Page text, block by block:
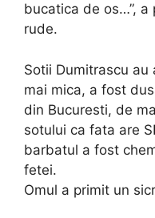
bucatica de os…”,
rude.
Sotii Dumitrascu au
mai mica, a fost
din Bucuresti, de
sotului ca fata are
barbatul a fost
fetei.
Omul a primit un